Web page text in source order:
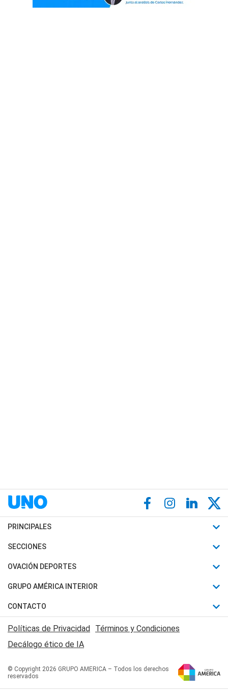
PRINCIPALES
Últimas Noticias
Política
Judiciales
Economia
SECCIONES
Horóscopo
Motores
Trucos caseros
Series y Películas
Edictos y Solicitadas
OVACIÓN DEPORTES
Fútbol
Mundial
Automovilismo
Rugby
Básquet
GRUPO AMÉRICA INTERIOR
Canal 7 en Vivo
San Juan 8
CONTACTO
Acerca de Nosotros
Contactanos
Políticas de Privacidad Términos y Condiciones
Decálogo ético de IA
© Copyright 2026 GRUPO AMERICA – Todos los derechos
reservados